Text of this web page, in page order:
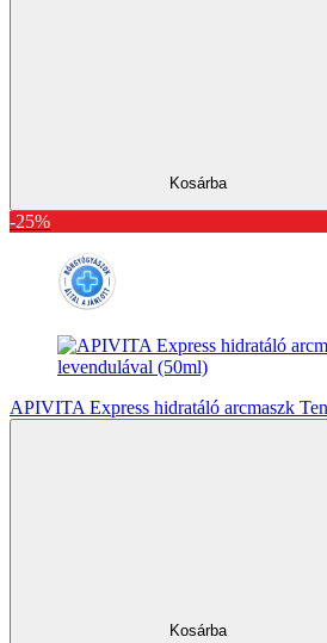
Kosárba
-25%
APIVITA Express hidratáló arcmaszk
Kosárba